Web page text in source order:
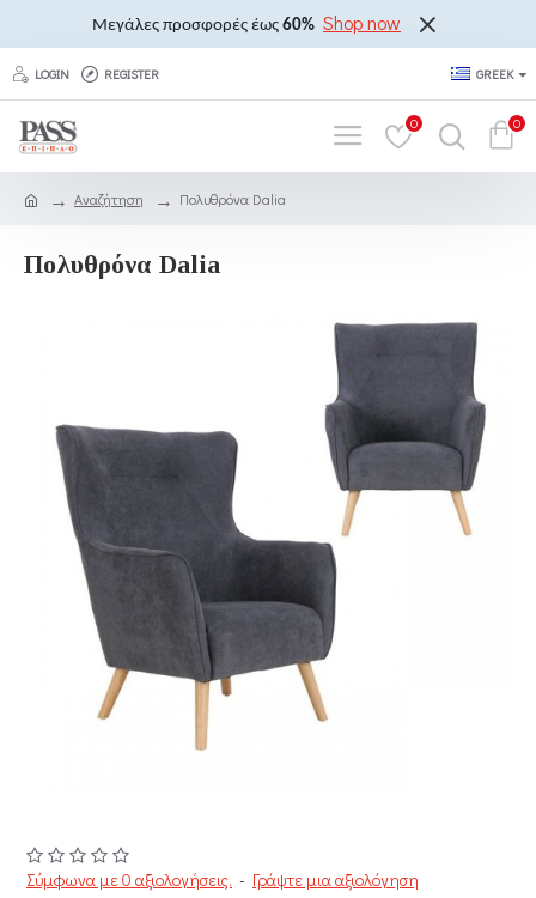
Μεγάλες προσφορές έως 60% Shop now
LOGIN REGISTER GREEK
0 0
Αναζήτηση Πολυθρόνα Dalia
Πολυθρόνα Dalia
Σύμφωνα με 0 αξιολογήσεις. - Γράψτε μια αξιολόγηση